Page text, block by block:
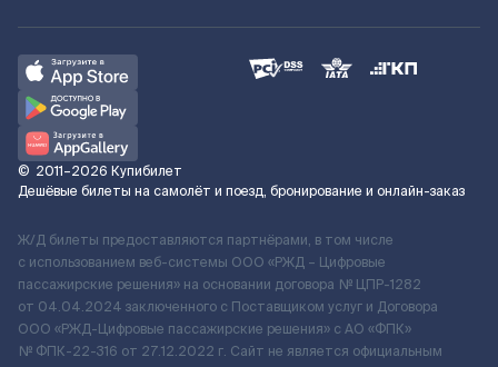
© 2011–2026 Купибилет
Дешёвые билеты на самолёт и поезд, бронирование и онлайн-заказ
Ж/Д билеты предоставляются партнёрами, в том числе
с использованием веб-системы ООО «РЖД – Цифровые
пассажирские решения» на основании договора № ЦПР-1282
от 04.04.2024 заключенного с Поставщиком услуг и Договора
ООО «РЖД-Цифровые пассажирские решения» c АО «ФПК»
№ ФПК-22-316 от 27.12.2022 г. Сайт не является официальным